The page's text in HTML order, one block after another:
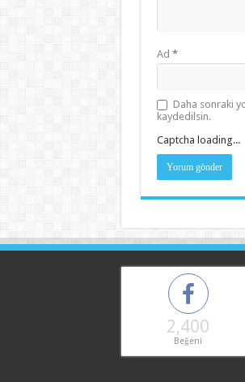
Ad *
Daha sonraki
kaydedilsin.
Captcha loading...
2,400
Beğeni